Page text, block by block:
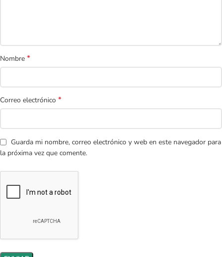
Nombre *
Correo electrónico *
Guarda mi nombre, correo electrónico y web en este navegador para
la próxima vez que comente.